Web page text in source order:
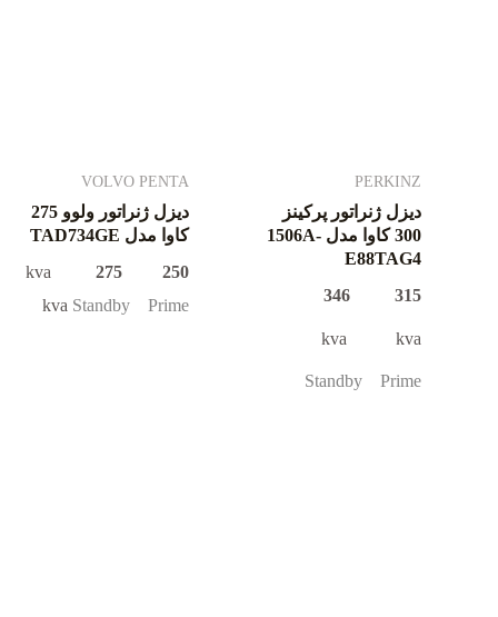
PERKINZ
دیزل ژنراتور پرکینز
300 کاوا مدل 1506A-
E88TAG4
315 346
kva kva
Standby Prime
VOLVO PENTA
دیزل ژنراتور ولوو 275
کاوا مدل TAD734GE
250 275
kva
kva Standby Prime